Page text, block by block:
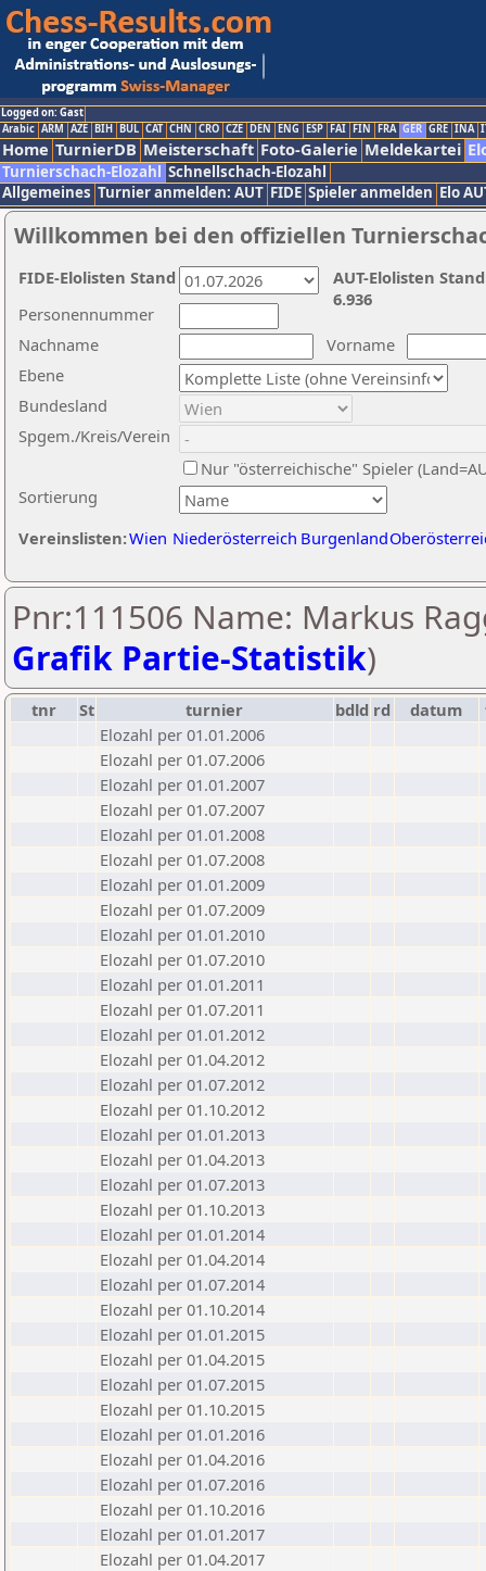
Logged on: Gast
Arabic ARM AZE BIH BUL CAT CHN CRO CZE DEN ENG ESP FAI FIN FRA GER GRE INA
Home TurnierDB Meisterschaft Foto-Galerie Meldekartei
Turnierschach-Elozahl Schnellschach-Elozahl
Allgemeines Turnier anmelden: AUT FIDE Spieler anmelden Elo
Willkommen bei den offiziellen
Nachname
Vorname
Ebene
Sortierung
Personennummer
Bundesland
Spgem./Kreis/Verein
Nur "österreichische" Spieler
Vereinslisten:Wien Niederösterreich Burgenland
AUT-Elolisten
6.936
FIDE-Elolisten Stand
Pnr:111506 Name: Markus
Grafik Partie-Statistik)
tnr St turnier bdld rd datum
Elozahl per 01.01.2006
Elozahl per 01.07.2006
Elozahl per 01.01.2007
Elozahl per 01.07.2007
Elozahl per 01.01.2008
Elozahl per 01.07.2008
Elozahl per 01.01.2009
Elozahl per 01.07.2009
Elozahl per 01.01.2010
Elozahl per 01.07.2010
Elozahl per 01.01.2011
Elozahl per 01.07.2011
Elozahl per 01.01.2012
Elozahl per 01.04.2012
Elozahl per 01.07.2012
Elozahl per 01.10.2012
Elozahl per 01.01.2013
Elozahl per 01.04.2013
Elozahl per 01.07.2013
Elozahl per 01.10.2013
Elozahl per 01.01.2014
Elozahl per 01.04.2014
Elozahl per 01.07.2014
Elozahl per 01.10.2014
Elozahl per 01.01.2015
Elozahl per 01.04.2015
Elozahl per 01.07.2015
Elozahl per 01.10.2015
Elozahl per 01.01.2016
Elozahl per 01.04.2016
Elozahl per 01.07.2016
Elozahl per 01.10.2016
Elozahl per 01.01.2017
Elozahl per 01.04.2017